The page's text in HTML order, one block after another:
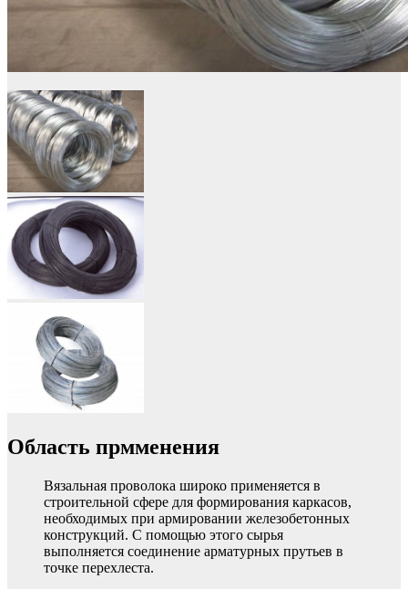
Область прмменения
Вязальная проволока широко применяется в
строительной сфере для формирования каркасов,
необходимых при армировании железобетонных
конструкций. С помощью этого сырья
выполняется соединение арматурных прутьев в
точке перехлеста.